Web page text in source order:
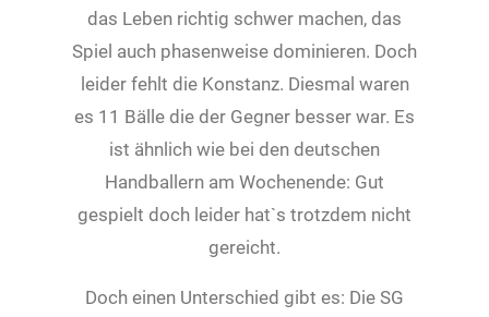
das Leben richtig schwer machen, das
Spiel auch phasenweise dominieren. Doch
leider fehlt die Konstanz. Diesmal waren
es 11 Bälle die der Gegner besser war. Es
ist ähnlich wie bei den deutschen
Handballern am Wochenende: Gut
gespielt doch leider hat`s trotzdem nicht
gereicht.
Doch einen Unterschied gibt es: Die SG